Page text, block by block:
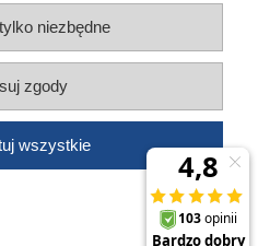
pieniędzy
dla artykuły biurowe Koneser.
niezbędne
zgody
wszystkie